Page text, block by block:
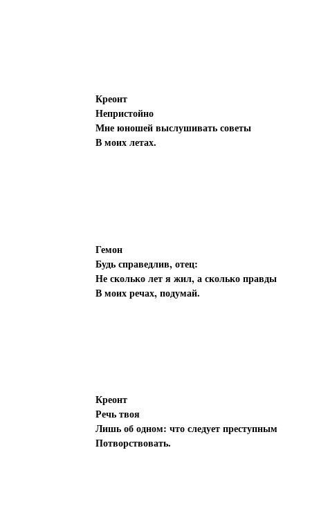
Креонт
Непристойно
Мне юношей выслушивать советы
В моих летах.
Гемон
Будь справедлив, отец:
Не сколько лет я жил, а сколько правды
В моих речах, подумай.
Креонт
Речь твоя
Лишь об одном: что следует преступным
Потворствовать.